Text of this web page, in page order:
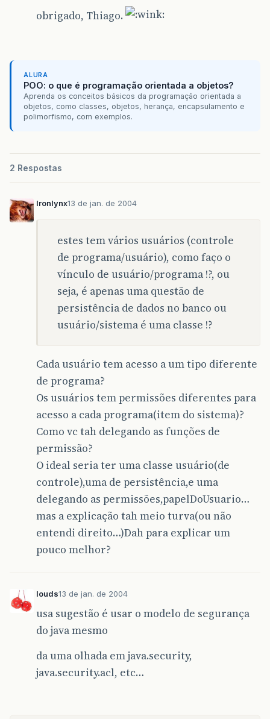
obrigado, Thiago.
ALURA
POO: o que é programação orientada a objetos?
Aprenda os conceitos básicos da programação orientada a
objetos, como classes, objetos, herança, encapsulamento e
polimorfismo, com exemplos.
2 Respostas
Ironlynx13 de jan. de 2004
estes tem vários usuários (controle
de programa/usuário), como faço o
vínculo de usuário/programa !?, ou
seja, é apenas uma questão de
persistência de dados no banco ou
usuário/sistema é uma classe !?
Cada usuário tem acesso a um tipo diferente
de programa?
Os usuários tem permissões diferentes para
acesso a cada programa(item do sistema)?
Como vc tah delegando as funções de
permissão?
O ideal seria ter uma classe usuário(de
controle),uma de persistência,e uma
delegando as permissões,papelDoUsuario…
mas a explicação tah meio turva(ou não
entendi direito…)Dah para explicar um
pouco melhor?
louds13 de jan. de 2004
usa sugestão é usar o modelo de segurança
do java mesmo
da uma olhada em java.security,
java.security.acl, etc…